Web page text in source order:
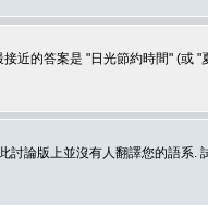
近的答案是 "日光節約時間" (
論版上並沒有人翻譯您的語